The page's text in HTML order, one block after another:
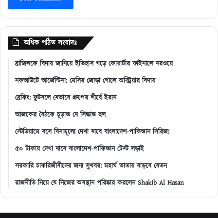
অধিক পঠিত সংবাদঃ
ব্রাজিলকে বিদায় জানিয়ে ইতিহাস গড়ে কোয়ার্টার ফাইনালে নরওয়ে
নকআউটে আর্জেন্টিনা: মেসির জোড়া গোলে অস্ট্রিয়ার বিদায়
ব্রেকিং: ফুটবলে যেভাবে গ্রুপের শীর্ষে ইরান
আজকের বৈঠকে চূড়ান্ত যে সিদ্ধান্ত হল
স্টেডিয়ামে বসে বিনামূল্যে দেখা যাবে বাংলাদেশ-পাকিস্তান সিরিজ!
৫০ টাকায় দেখা যাবে বাংলাদেশ-পাকিস্তান টেস্ট লড়াই
সরকারি চাকরিজীবীদের জন্য সুখবর: মহার্ঘ ভাতায় বাড়বে বেতন
রাজনীতি নিয়ে যে নিজের অবস্থান পরিষ্কার করলেন Shakib Al Hasan